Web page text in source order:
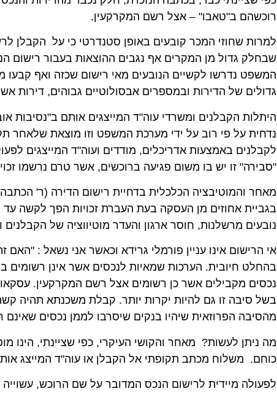
רוכשהם ב"טאבו" – אצל רשם המקרקעין.
למרות שחוזי המכר קובעים באופן סטנדרטי כי על הקבלן
שבחלק גדול מן המקרים אף נגבים ההוצאות בעבור
המשפט נדרשו לקשיים הנובעים מאי רישום שכזה ואף קבעו
גדולים של הדירות ובמספרים אבסולוטיים גבוהים, דירות
היתלות הקבלנים ומשרדי עוה"ד המייצגים אותם ב"נסיבות
נדחית על פי רוב על ידי מערכת המשפט וזו מוצאת שלאחר
לקבלנים באמצעות אדריכלים, מודדים ועוה"ד המייצגים
"סבירה" זו יש בו משום פגיעה ברוכשים, אשר טרם נרשמו
מאחר והמוטיבציה הכלכלית בדחיית רישום הדירה (ר'
בגביית אחוזים מן העסקה בעת העברת זכויות הפך לקשה
נובעים מרשלנות, חוסר ארגון והעדר מוטיווציה של הקבלנים
אי הרישום אינו עניין פורמלי גרידא וכאשר אני נשאל :
נכסים מקבילים אשר כן רשומים אצל רשם המקרקעין.
בשל סיבה זו גם להיות יקרות יותר. קבלת משכנתא תהיה קשה
מהסיבה הפרוזאית שיהיו בנקים שיסרבו לממן נכסים שאינם
מה ניתן לעשות? מאחר והקושי העיקרי, כפי שציינתי, הינו
כוחם. משלוח מכתב תקופתי אל הקבלן או עוה"ד המייצג
לפעולה מיידית לרישום הנכס המדובר על שם הרוכש,